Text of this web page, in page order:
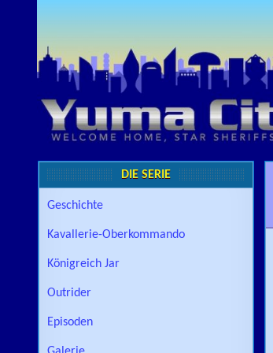
DIE SERIE
Geschichte
Kavallerie-Oberkommando
Königreich Jar
Outrider
Episoden